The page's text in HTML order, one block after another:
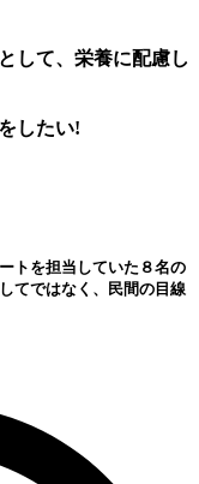
して、栄養に配慮し
したい!
トを担当していた８名の
てではなく、民間の目線